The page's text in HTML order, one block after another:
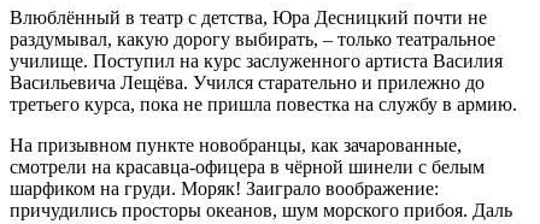
Влюблённый в театр с детства, Юра Десницкий почти не
раздумывал, какую дорогу выбирать, – только театральное
училище. Поступил на курс заслуженного артиста Василия
Васильевича Лещёва. Учился старательно и прилежно до
третьего курса, пока не пришла повестка на службу в армию.
На призывном пункте новобранцы, как зачарованные,
смотрели на красавца-офицера в чёрной шинели с белым
шарфиком на груди. Моряк! Заиграло воображение:
причудились просторы океанов, шум морского прибоя. Даль